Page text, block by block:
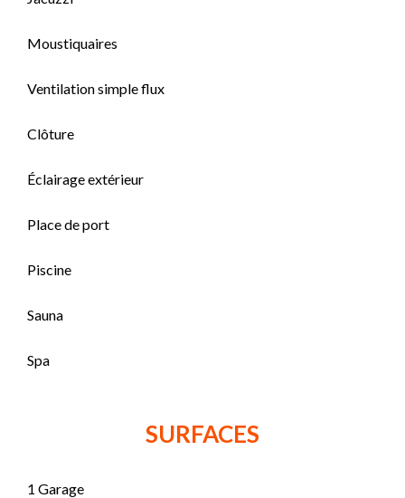
Moustiquaires
Ventilation simple flux
Clôture
Éclairage extérieur
Place de port
Piscine
Sauna
Spa
SURFACES
1 Garage